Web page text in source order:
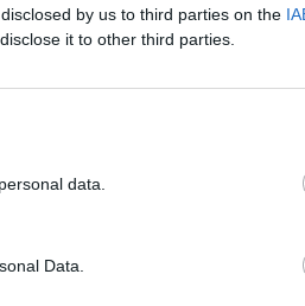
by us to third parties on the
it to other third parties.
data.
Data.
Banken
(under specials)​
mere om mini events i>FAQ<